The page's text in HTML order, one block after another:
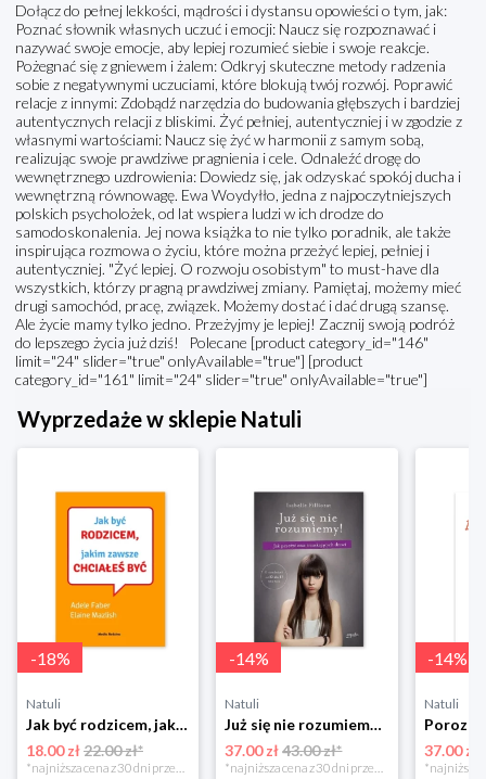
Dołącz do pełnej lekkości, mądrości i dystansu opowieści o tym, jak:
Poznać słownik własnych uczuć i emocji: Naucz się rozpoznawać i
nazywać swoje emocje, aby lepiej rozumieć siebie i swoje reakcje.
Pożegnać się z gniewem i żalem: Odkryj skuteczne metody radzenia
sobie z negatywnymi uczuciami, które blokują twój rozwój. Poprawić
relacje z innymi: Zdobądź narzędzia do budowania głębszych i bardziej
autentycznych relacji z bliskimi. Żyć pełniej, autentyczniej i w zgodzie z
własnymi wartościami: Naucz się żyć w harmonii z samym sobą,
realizując swoje prawdziwe pragnienia i cele. Odnaleźć drogę do
wewnętrznego uzdrowienia: Dowiedz się, jak odzyskać spokój ducha i
wewnętrzną równowagę. Ewa Woydyłło, jedna z najpoczytniejszych
polskich psycholożek, od lat wspiera ludzi w ich drodze do
samodoskonalenia. Jej nowa książka to nie tylko poradnik, ale także
inspirująca rozmowa o życiu, które można przeżyć lepiej, pełniej i
autentyczniej. "Żyć lepiej. O rozwoju osobistym" to must-have dla
wszystkich, którzy pragną prawdziwej zmiany. Pamiętaj, możemy mieć
drugi samochód, pracę, związek. Możemy dostać i dać drugą szansę.
Ale życie mamy tylko jedno. Przeżyjmy je lepiej! Zacznij swoją podróż
do lepszego życia już dziś! Polecane [product category_id="146"
limit="24" slider="true" onlyAvailable="true"] [product
category_id="161" limit="24" slider="true" onlyAvailable="true"]
Wyprzedaże w sklepie Natuli
-18%
Natuli
Jak być rodzicem, jakim zawsze chciałeś być Media rodzina
18.00 zł22.00 zł*
*najniższa cena z 30 dni przed obniżką
-14%
Natuli
Już się nie rozumiemy! Jak przeżyć czas trzaskających drzwi Esprit
37.00 zł 43.00 zł*
*najniższa cena z 30 dni przed obniżką
-14%
Natuli
37.00 zł